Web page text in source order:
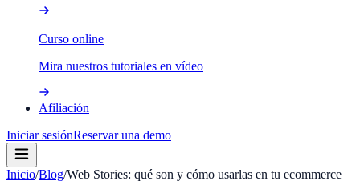
Curso online
Mira nuestros tutoriales en vídeo
Afiliación
Iniciar sesiónReservar una demo
Inicio/Blog/Web Stories: qué son y cómo usarlas en tu ecommerce